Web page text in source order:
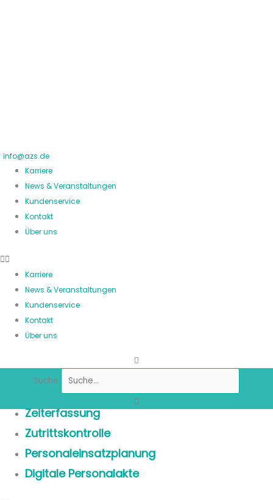
info@azs.de
Karriere
News & Veranstaltungen
Kundenservice
Kontakt
Über uns
Karriere
News & Veranstaltungen
Kundenservice
Kontakt
Über uns
Suche
Zeiterfassung
Zutrittskontrolle
Personaleinsatzplanung
Digitale Personalakte